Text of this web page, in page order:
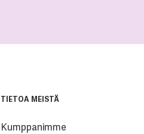
TIETOA MEISTÄ
Kumppanimme